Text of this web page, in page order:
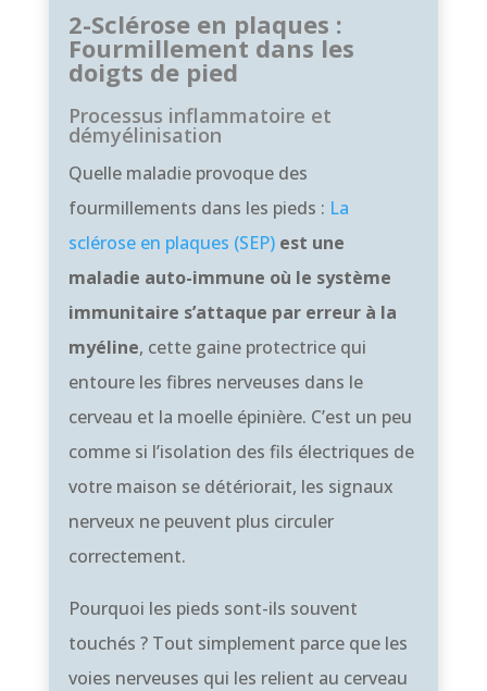
2-Sclérose en plaques :
Fourmillement dans les
doigts de pied
Processus inflammatoire et
démyélinisation
Quelle maladie provoque des
fourmillements dans les pieds : La
sclérose en plaques (SEP)est une
maladie auto-immune où le système
immunitaire s’attaque par erreur à la
myéline, cette gaine protectrice qui
entoure les fibres nerveuses dans le
cerveau et la moelle épinière. C’est un peu
comme si l’isolation des fils électriques de
votre maison se détériorait, les signaux
nerveux ne peuvent plus circuler
correctement.
Pourquoi les pieds sont-ils souvent
touchés ? Tout simplement parce que les
voies nerveuses qui les relient au cerveau